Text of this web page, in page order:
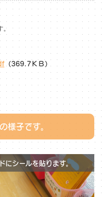
（369.7ＫＢ）
様子です。
にシールを貼ります。